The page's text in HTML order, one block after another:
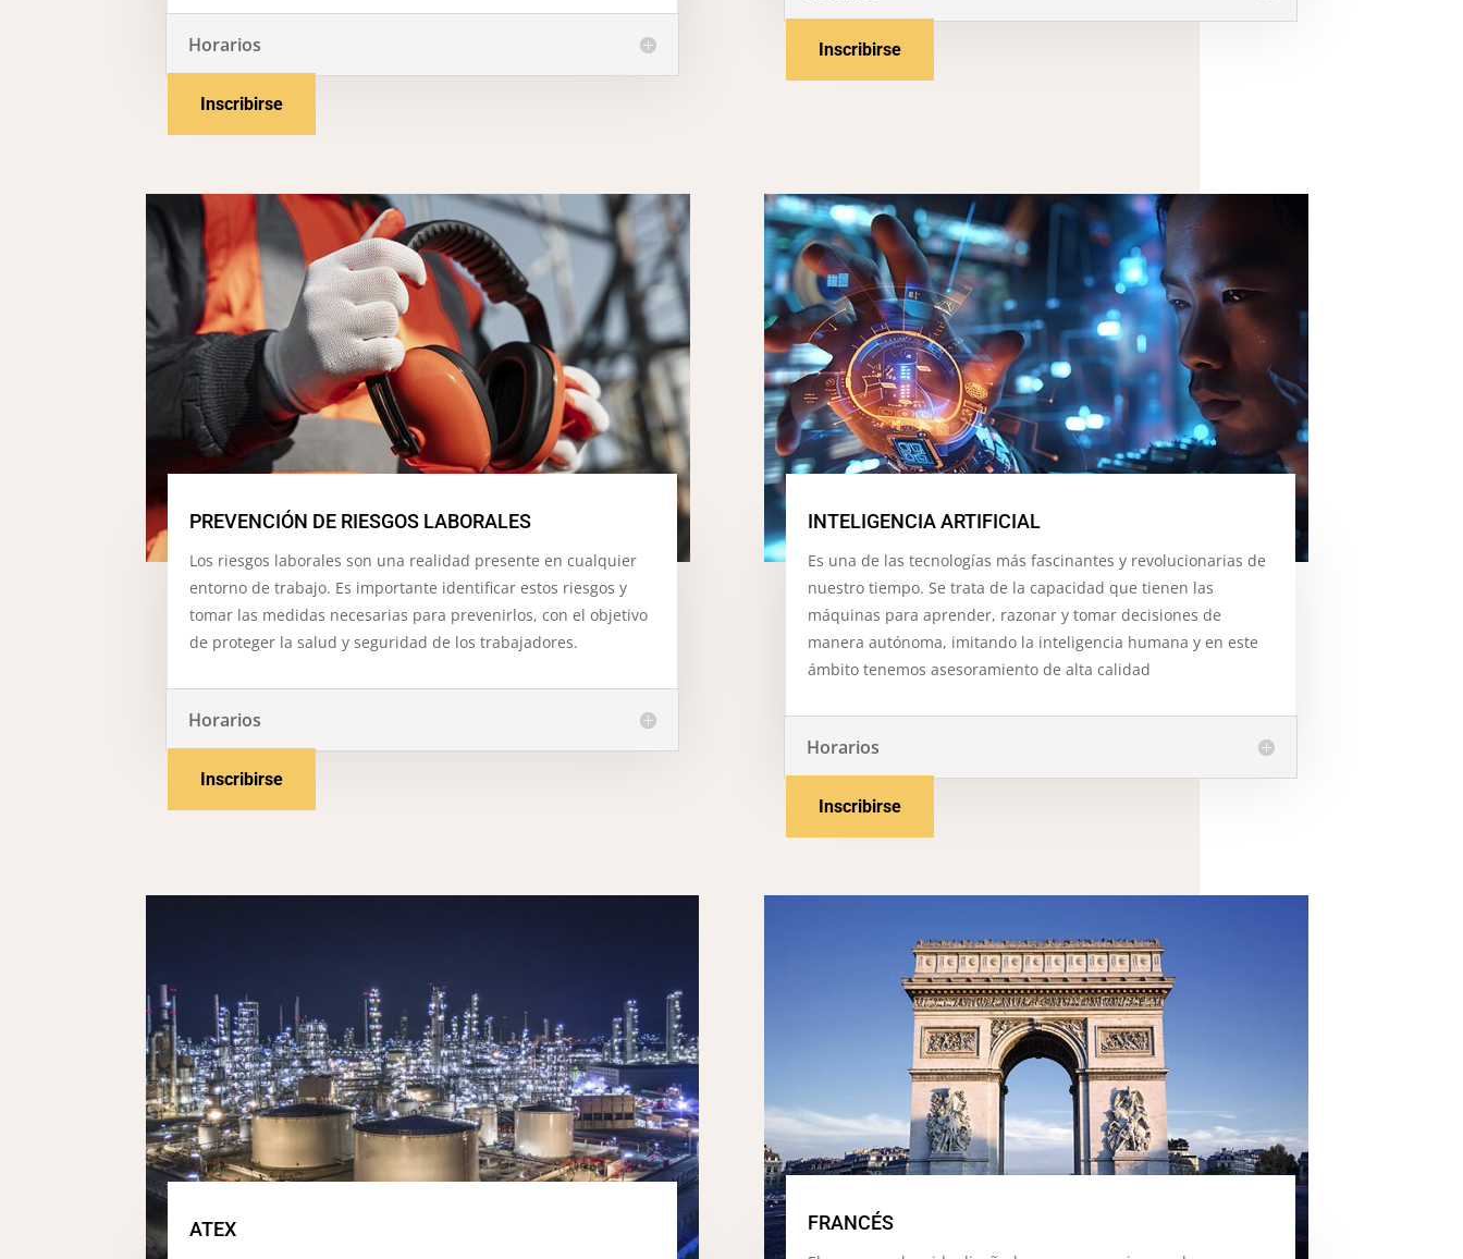
Horarios
Inscribirse
Inscribirse
PREVENCIÓN DE RIESGOS LABORALES
Los riesgos laborales son una realidad presente en cualquier
entorno de trabajo. Es importante identificar estos riesgos y
tomar las medidas necesarias para prevenirlos, con el objetivo
de proteger la salud y seguridad de los trabajadores.
Horarios
Inscribirse
INTELIGENCIA ARTIFICIAL
Es una de las tecnologías más fascinantes y revolucionarias de
nuestro tiempo. Se trata de la capacidad que tienen las
máquinas para aprender, razonar y tomar decisiones de
manera autónoma, imitando la inteligencia humana y en este
ámbito tenemos asesoramiento de alta calidad
Horarios
Inscribirse
ATEX FRANCÉS